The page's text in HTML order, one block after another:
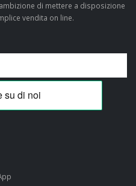
di mettere a disposizione
vendita on line.